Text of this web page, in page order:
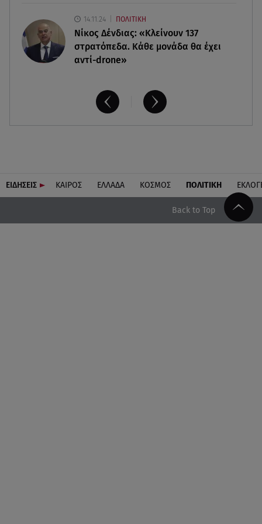
14.11.24 ΠΟΛΙΤΙΚΗ
Νίκος Δένδιας: «Κλείνουν 137
στρατόπεδα. Kάθε μονάδα θα έχει
αντί-drone»
ΕΙΔΗΣΕΙΣ ΚΑΙΡΟΣ ΕΛΛΑΔΑ ΚΟΣΜΟΣ ΠΟΛΙΤΙΚΗ
Back to Top